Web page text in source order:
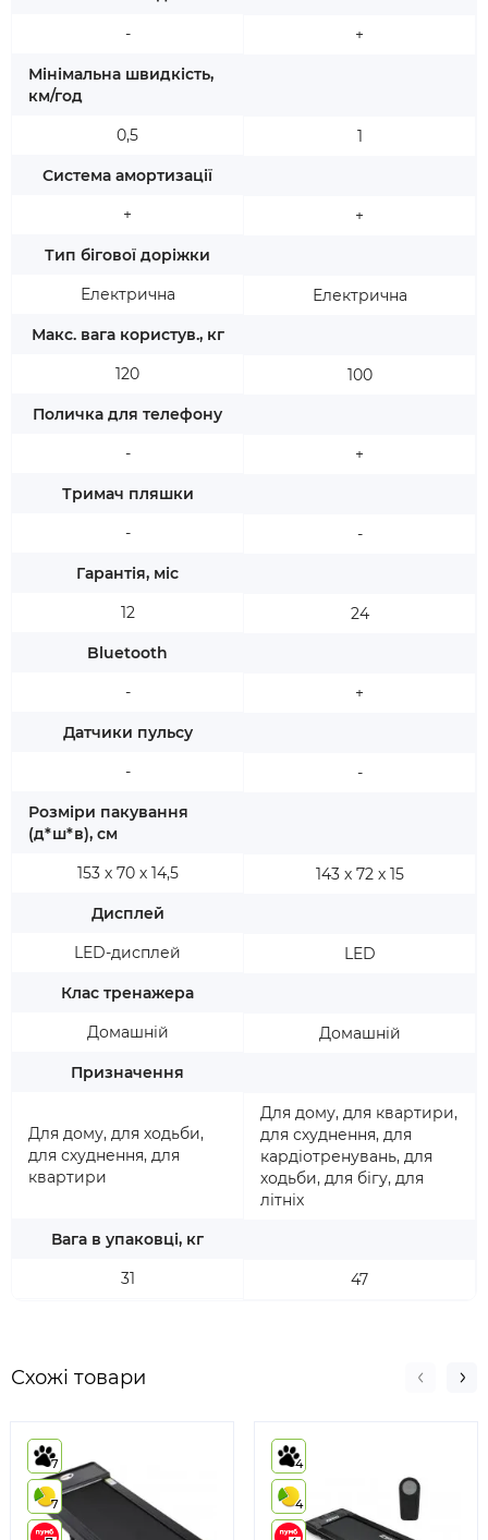
-
Мінімальна швидкість,
км/год
0,5
Система амортизації
+
Тип бігової доріжки
Електрична
Макс. вага користув., кг
120
Поличка для телефону
-
Тримач пляшки
-
Гарантія, міс
12
Bluetooth
-
Датчики пульсу
-
Розміри пакування
(д*ш*в), см
153 х 70 х 14,5
Дисплей
LED-дисплей
Клас тренажера
Домашній
Призначення
Для дому, для ходьби,
для схуднення, для
квартири
Вага в упаковці, кг
31
+
1
+
Електрична
100
+
-
24
+
-
143 х 72 х 15
LED
Домашній
Для дому, для квартири,
для схуднення, для
кардіотренувань, для
ходьби, для бігу, для
літніх
47
Схожі товари
7
7
4
4